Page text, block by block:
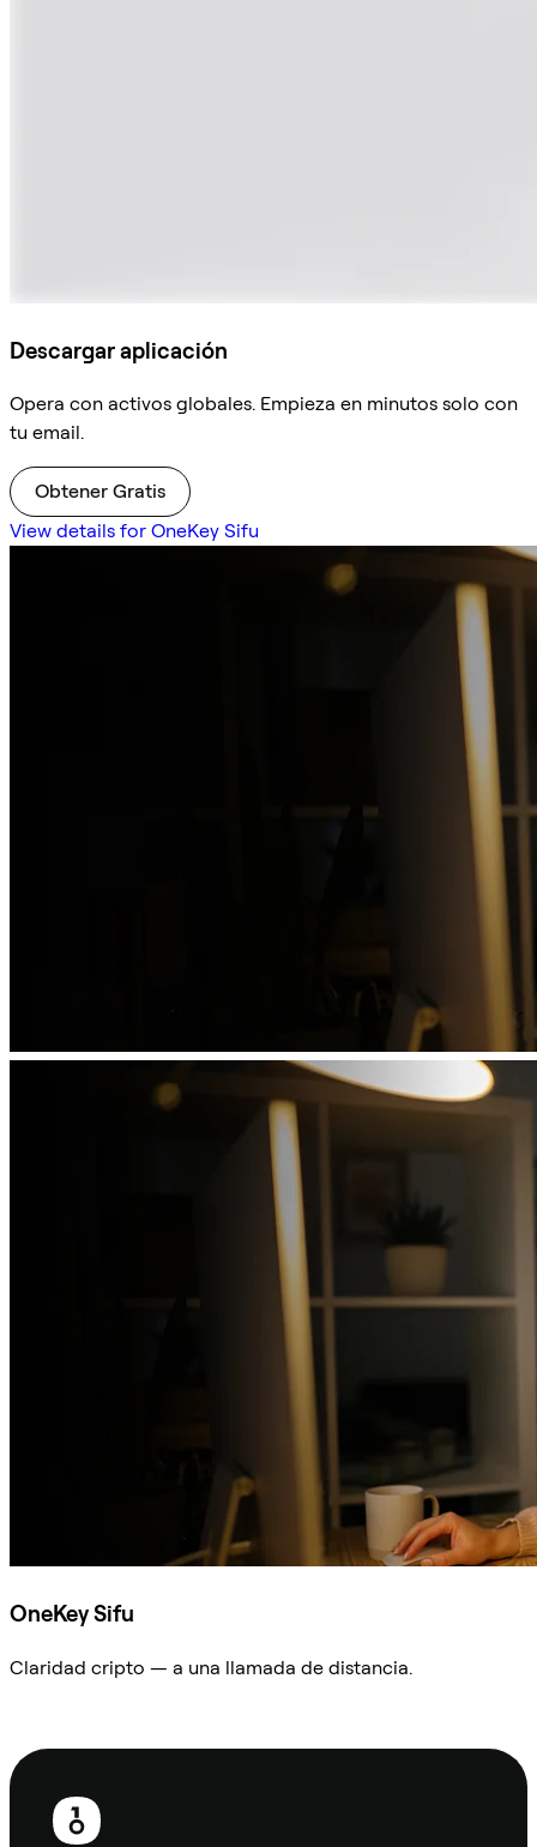
Descargar aplicación
Opera con activos globales. Empieza en minutos solo con
tu email.
Obtener Gratis
View details for OneKey Sifu
OneKey Sifu
Claridad cripto — a una llamada de distancia.
Pie